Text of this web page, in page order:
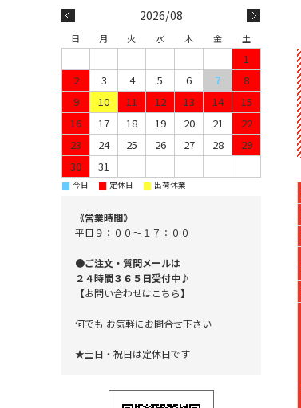
2026/08
日 月 火 水 木 金 土
1
2
3 4 5 6 7
8
9
10 11 12 13 14
15
16
17 18 19 20 21
22
23
24 25 26 27 28
29
30
31
■ 今日 ■ 定休日 ■ 出荷休業
《営業時間》
平日９：００～１７：００
●ご注文・質問メールは
２４時間３６５日受付中♪
【お問い合わせはこちら】
何でも お気軽にお問合せ下さい
★土日・祝日は定休日です